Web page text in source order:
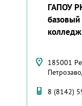
ГАПОУ
185001
8 (8142)